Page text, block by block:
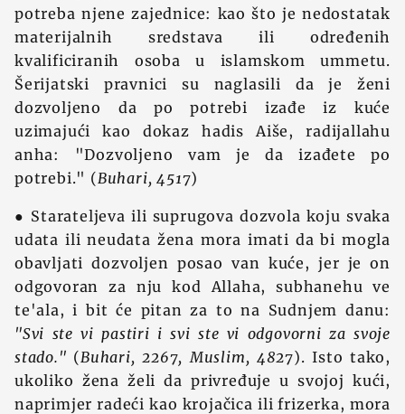
potreba njene zajednice: kao što je nedostatak
materijalnih sredstava ili određenih
kvalificiranih osoba u islamskom ummetu.
Šerijatski pravnici su naglasili da je ženi
dozvoljeno da po potrebi izađe iz kuće
uzimajući kao dokaz hadis Aiše, radijallahu
anha: "Dozvoljeno vam je da izađete po
potrebi." (Buhari, 4517)
● Starateljeva ili suprugova dozvola koju svaka
udata ili neudata žena mora imati da bi mogla
obavljati dozvoljen posao van kuće, jer je on
odgovoran za nju kod Allaha, subhanehu ve
te'ala, i bit će pitan za to na Sudnjem danu:
"Svi ste vi pastiri i svi ste vi odgovorni za svoje
stado." (Buhari, 2267, Muslim, 4827). Isto tako,
ukoliko žena želi da privređuje u svojoj kući,
naprimjer radeći kao krojačica ili frizerka, mora